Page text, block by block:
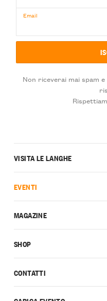
Email
Non riceverai mai spam
CONTATTI
VISITA LE LANGHE
EVENTI
MAGAZINE
SHOP